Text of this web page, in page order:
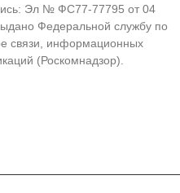
Эл № ФС77-77795 от 04
Федеральной службу по
связи, информационных
(Роскомнадзор).